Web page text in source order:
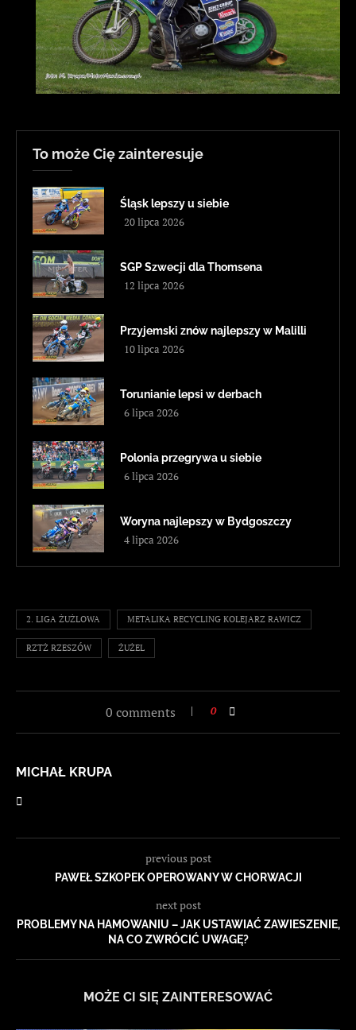
To może Cię zainteresuje
Śląsk lepszy u siebie
20 lipca 2026
SGP Szwecji dla Thomsena
12 lipca 2026
Przyjemski znów najlepszy w Malilli
10 lipca 2026
Torunianie lepsi w derbach
6 lipca 2026
Polonia przegrywa u siebie
6 lipca 2026
Woryna najlepszy w Bydgoszczy
4 lipca 2026
2. LIGA ŻUŻLOWA METALIKA RECYCLING KOLEJARZ RAWICZ
RZTŻ RZESZÓW ŻUŻEL
0 comments 0
MICHAŁ KRUPA
previous post
PAWEŁ SZKOPEK OPEROWANY W CHORWACJI
next post
PROBLEMY NA HAMOWANIU – JAK USTAWIAĆ ZAWIESZENIE,
NA CO ZWRÓCIĆ UWAGĘ?
MOŻE CI SIĘ ZAINTERESOWAĆ